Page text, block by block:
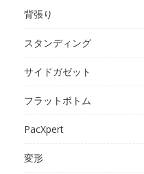
背張り
スタンディング
サイドガゼット
フラットボトム
PacXpert
変形